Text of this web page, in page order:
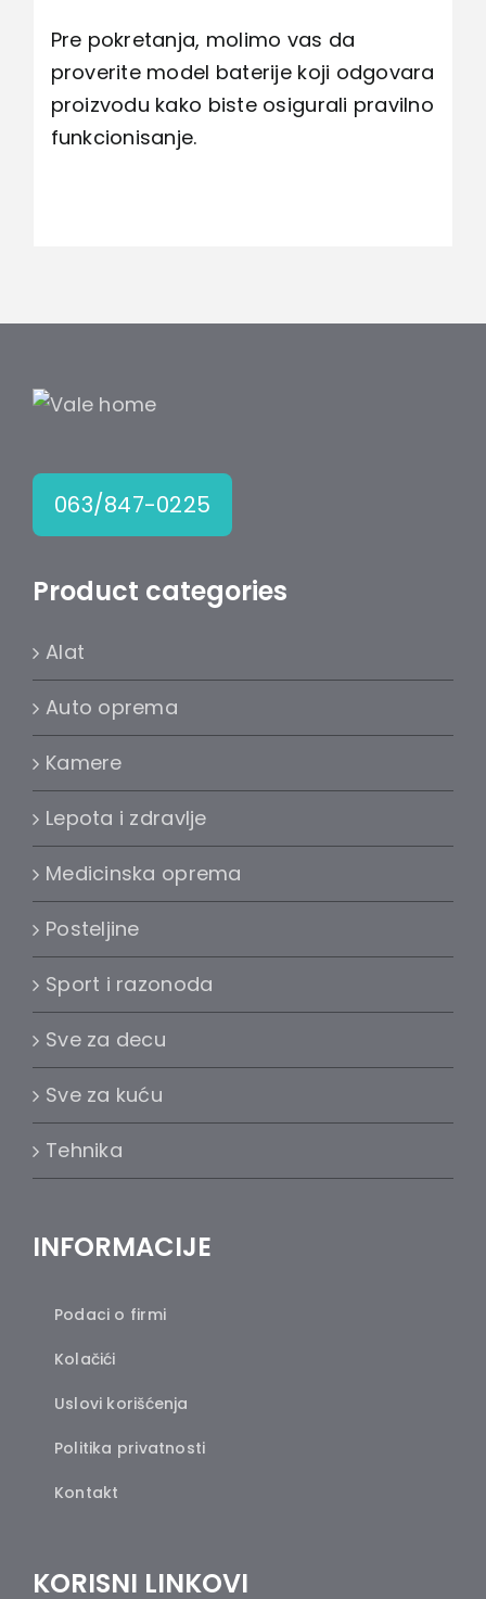
Pre pokretanja, molimo vas da
proverite model baterije koji odgovara
proizvodu kako biste osigurali pravilno
funkcionisanje.
063/847-0225
Product categories
Alat
Auto oprema
Kamere
Lepota i zdravlje
Medicinska oprema
Posteljine
Sport i razonoda
Sve za decu
Sve za kuću
Tehnika
INFORMACIJE
Podaci o firmi
Kolačići
Uslovi korišćenja
Politika privatnosti
Kontakt
KORISNI LINKOVI